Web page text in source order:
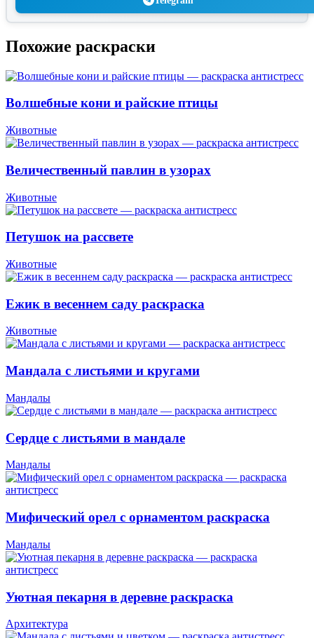
Похожие раскраски
Волшебные кони и райские птицы
Животные
Величественный павлин в узорах
Животные
Петушок на рассвете
Животные
Ежик в весеннем саду раскраска
Животные
Мандала с листьями и кругами
Мандалы
Сердце с листьями в мандале
Мандалы
Мифический орел с орнаментом раскраска
Мандалы
Уютная пекарня в деревне раскраска
Архитектура